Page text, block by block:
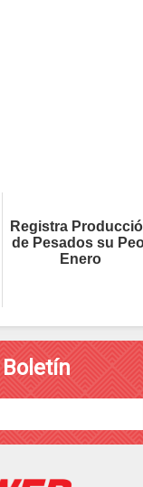
Registra
de Pesados su
Enero